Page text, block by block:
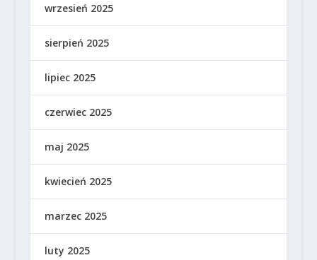
wrzesień 2025
sierpień 2025
lipiec 2025
czerwiec 2025
maj 2025
kwiecień 2025
marzec 2025
luty 2025